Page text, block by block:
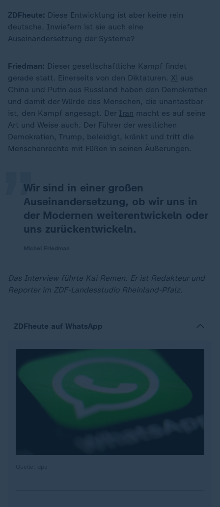
ZDFheute: Diese Entwicklung ist aber keine rein
deutsche. Inwiefern ist sie auch eine
Auseinandersetzung der Systeme?
Friedman: Dieser gesellschaftliche Kampf findet
gerade statt. Einerseits von den Diktaturen. Xi aus
China und Putin aus Russland haben den Demokratien
und damit der Würde des Menschen, die unantastbar
ist, den Kampf angesagt. Der Iran macht es auf seine
Art und Weise auch. Der Führer der westlichen
Demokratien, Trump, beleidigt, kränkt und tritt die
Menschenrechte mit Füßen in seinen Äußerungen.
Wir sind in einer großen
Auseinandersetzung, ob wir uns in
der Modernen weiterentwickeln oder
uns zurückentwickeln.
„
Das Interview führte Kai Remen. Er ist Redakteur und
Reporter im ZDF-Landesstudio Rheinland-Pfalz.
ZDFheute auf WhatsApp